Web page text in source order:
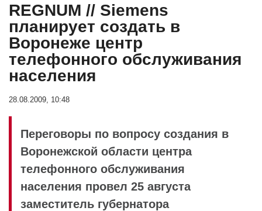
REGNUM // Siemens
планирует создать в
Воронеже центр
телефонного обслуживания
населения
28.08.2009, 10:48
Переговоры по вопросу создания в
Воронежской области центра
телефонного обслуживания
населения провел 25 августа
заместитель губернатора